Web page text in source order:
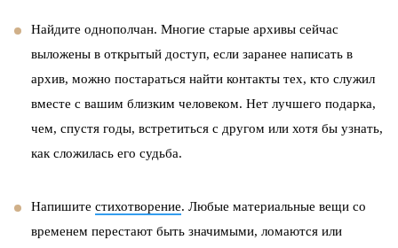
Найдите однополчан. Многие старые архивы сейчас
выложены в открытый доступ, если заранее написать в
архив, можно постараться найти контакты тех, кто служил
вместе с вашим близким человеком. Нет лучшего подарка,
чем, спустя годы, встретиться с другом или хотя бы узнать,
как сложилась его судьба.
Напишите стихотворение. Любые материальные вещи со
временем перестают быть значимыми, ломаются или